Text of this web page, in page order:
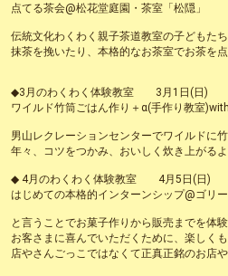
点てる茶会@松花堂庭園・茶室「松隠」
伝統文化わくわく親子茶道教室の子どもたち
抹茶を挽いたり、本格的なお茶室でお茶を点
◆3月のわくわく体験教室 3月1日(日)
ワイルド竹筒ごはん作り＋α(手作り教室
男山レクレーションセンターでワイルドに
年々、コツをつかみ、おいしく炊き上がる
◆ 4月のわくわく体験教室 4月5日(日)
はじめての本格的インターンシップ@ゴリ
と言うことでお菓子作りから販売までを体験
お客さまに喜んでいただくために、楽しく
店やさんごっこではなくて正真正銘のお店や